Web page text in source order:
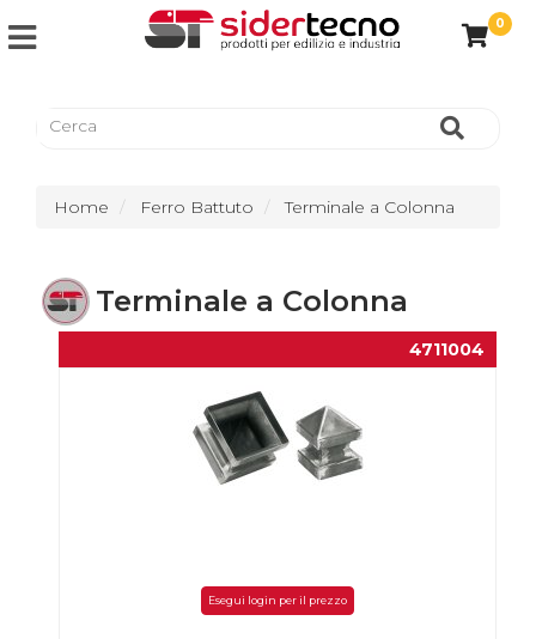
0
Home Ferro Battuto Terminale a Colonna
Terminale a Colonna
4711004
Esegui login per il prezzo